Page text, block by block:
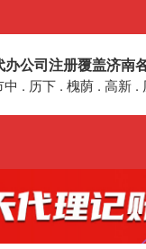
办公司注册覆盖济南
中 . 历下 . 槐荫 . 高新 .